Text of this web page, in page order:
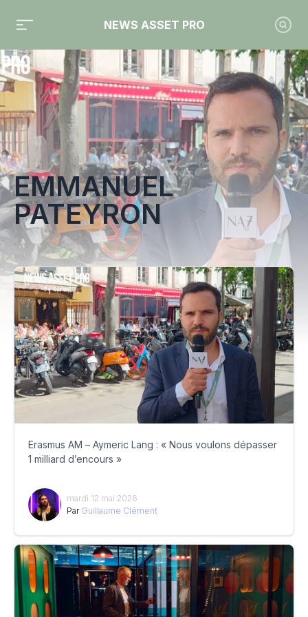
NEWS ASSET PRO
Toute l'actualité sur le tag "Emmanuel Pateyron"
EMMANUEL
PATEYRON
Erasmus AM – Aymeric Lang : « Nous voulons dépasser
1 milliard d’encours »
mardi 12 mai 2026
Par Guillaume Clément